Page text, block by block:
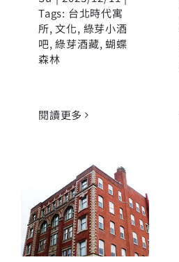
Tags: 台北時代寓
所,文化, 綠芽小酒
吧,綠芽酒藏, 蝴蝶
森林
閱讀更多
時尚與品酒 @
陳昇皓